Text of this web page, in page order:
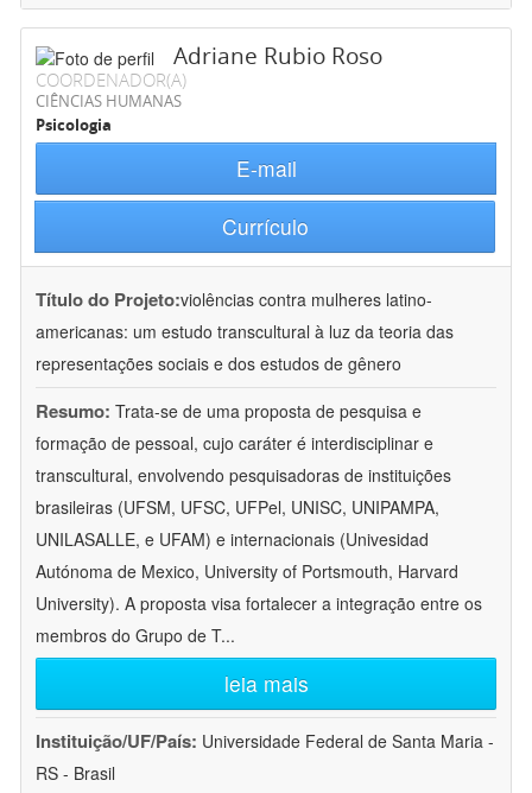
Adriane Rubio Roso
COORDENADOR(A)
CIÊNCIAS HUMANAS
Psicologia
E-mail
Currículo
Título do Projeto:violências contra mulheres latino-
americanas: um estudo transcultural à luz da teoria das
representações sociais e dos estudos de gênero
Resumo: Trata-se de uma proposta de pesquisa e
formação de pessoal, cujo caráter é interdisciplinar e
transcultural, envolvendo pesquisadoras de instituições
brasileiras (UFSM, UFSC, UFPel, UNISC, UNIPAMPA,
UNILASALLE, e UFAM) e internacionais (Univesidad
Autónoma de Mexico, University of Portsmouth, Harvard
University). A proposta visa fortalecer a integração entre os
membros do Grupo de T...
leia mais
Instituição/UF/País: Universidade Federal de Santa Maria -
RS - Brasil